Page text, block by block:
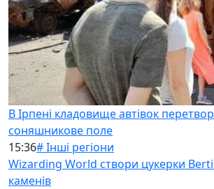
В Ірпені кладовище автівок
соняшникове поле
15:36# Інші регіони
Wizarding World створи цукерки
каменів